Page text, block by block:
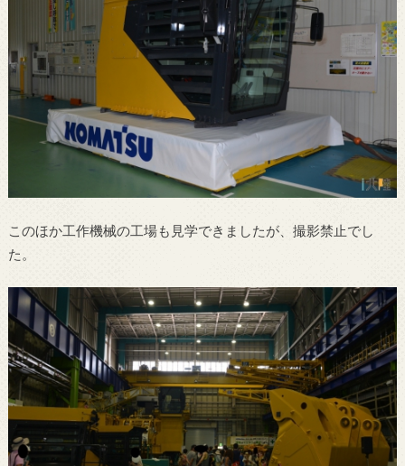
このほか工作機械の工場も見学できましたが、撮影禁止でし
た。